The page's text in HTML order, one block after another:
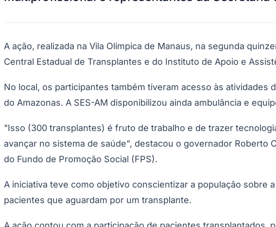
Atletismo
Brasileirão Série A
Brasileirão Série B
Libertadores
Copa América
Premier League
La Liga
Bundesliga
Mundial 2026
Times - Ir direto
A ação, realizada na Vila Olímpica de Manaus, na segunda
Central Estadual de Transplantes e do Instituto de Apoio e
No local, os participantes também tiveram acesso às
do Amazonas. A SES-AM disponibilizou ainda ambulância e
"Isso (300 transplantes) é fruto de trabalho e de trazer
avançar no sistema de saúde", destacou o governador Roberto
do Fundo de Promoção Social (FPS).
A iniciativa teve como objetivo conscientizar a população sobre
pacientes que aguardam por um transplante.